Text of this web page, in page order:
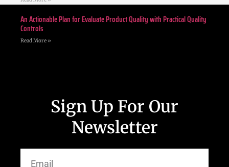
An Actionable Plan for Evaluate Product Quality with Practical Quality
Controls
Read More »
Sign Up For Our
Newsletter